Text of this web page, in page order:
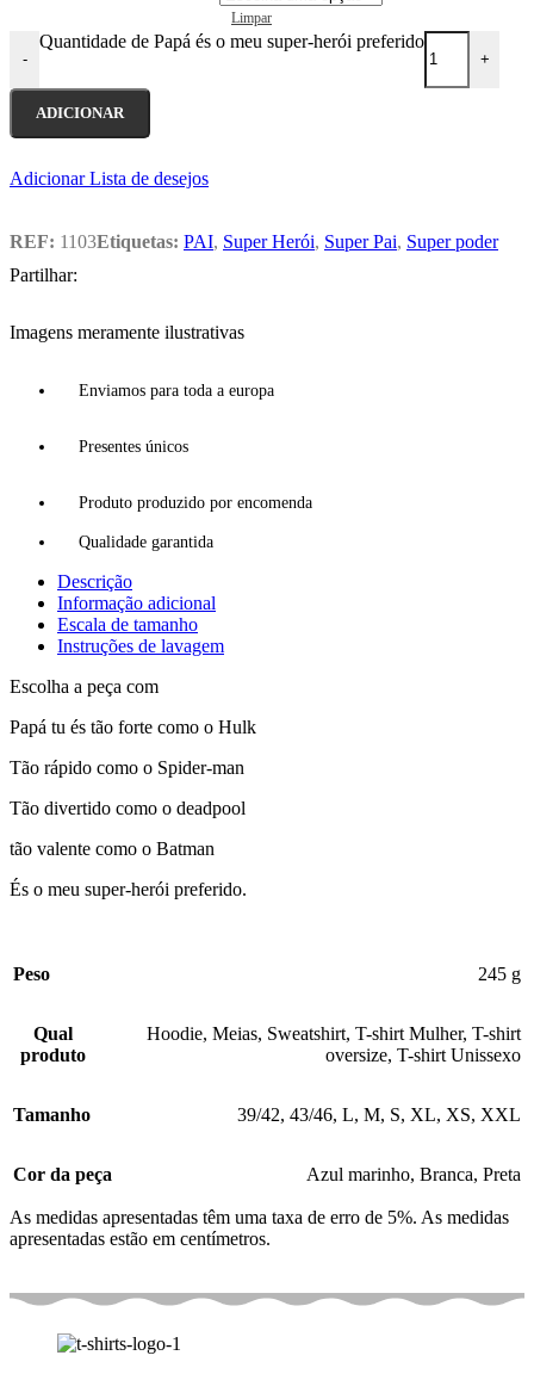
Limpar
-
Quantidade de Papá és o meu super-herói preferido
+
ADICIONAR
Adicionar Lista de desejos
REF: 1103Etiquetas: PAI, Super Herói, Super Pai, Super poder
Partilhar:
Imagens meramente ilustrativas
Enviamos para toda a europa
Presentes únicos
Produto produzido por encomenda
Qualidade garantida
Descrição
Informação adicional
Escala de tamanho
Instruções de lavagem
Escolha a peça com
Papá tu és tão forte como o Hulk
Tão rápido como o Spider-man
Tão divertido como o deadpool
tão valente como o Batman
És o meu super-herói preferido.
Peso 245 g
Qual
produto
Hoodie, Meias, Sweatshirt, T-shirt Mulher, T-shirt
oversize, T-shirt Unissexo
Tamanho 39/42, 43/46, L, M, S, XL, XS, XXL
Cor da peça Azul marinho, Branca, Preta
As medidas apresentadas têm uma taxa de erro de 5%. As medidas
apresentadas estão em centímetros.